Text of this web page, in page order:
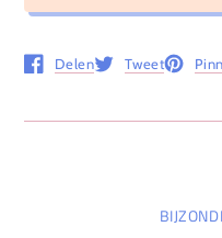
Delen
Opent in een nieuw
Tweet
Opent in eenOpent